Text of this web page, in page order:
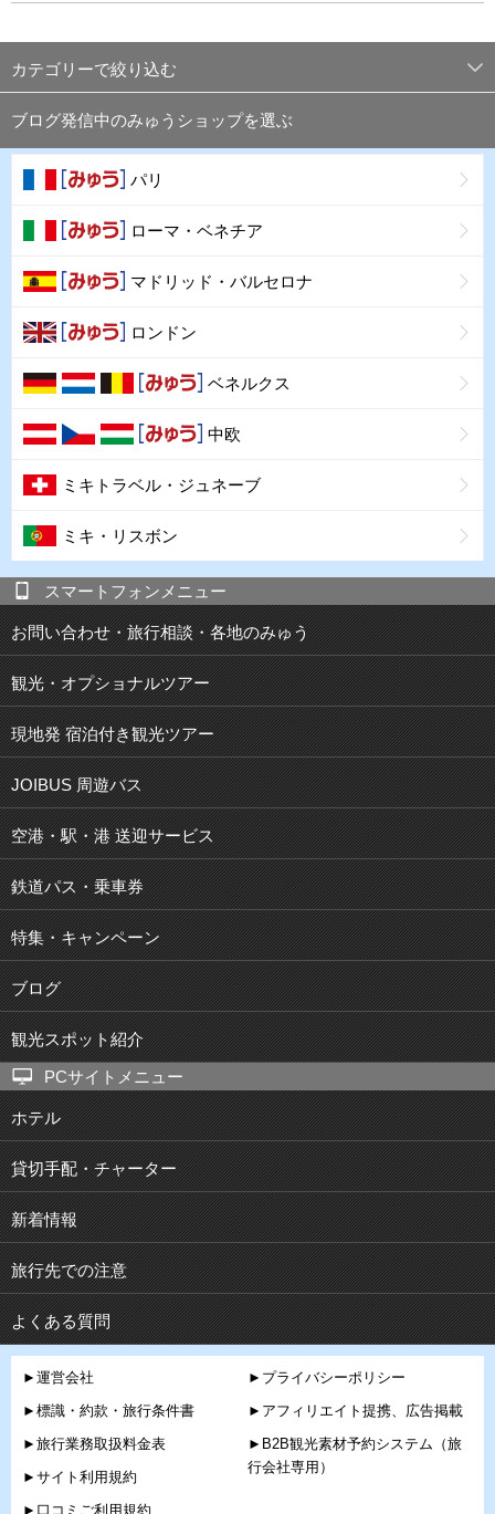
カテゴリーで絞り込む
ブログ発信中のみゅうショップを選ぶ
パリ
ローマ・ベネチア
マドリッド・バルセロナ
ロンドン
ベネルクス
中欧
ミキトラベル・ジュネーブ
ミキ・リスボン
スマートフォンメニュー
お問い合わせ・旅行相談・各地のみゅう
観光・オプショナルツアー
現地発 宿泊付き観光ツアー
JOIBUS 周遊バス
空港・駅・港 送迎サービス
鉄道パス・乗車券
特集・キャンペーン
ブログ
観光スポット紹介
PCサイトメニュー
ホテル
貸切手配・チャーター
新着情報
旅行先での注意
よくある質問
►運営会社
►標識・約款・旅行条件書
►旅行業務取扱料金表
►サイト利用規約
►口コミご利用規約
►プライバシーポリシー
►アフィリエイト提携、広告掲載
►B2B観光素材予約システム（旅
行会社専用）